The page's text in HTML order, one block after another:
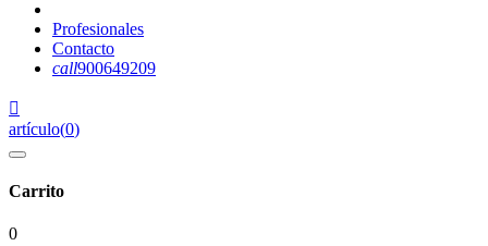
Profesionales
Contacto
call900649209

artículo(0)
Carrito
0